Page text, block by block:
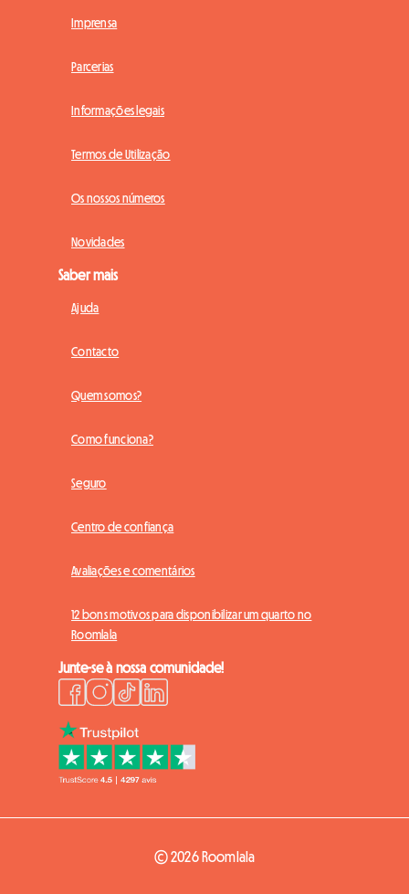
Imprensa
Parcerias
Informações legais
Termos de Utilização
Os nossos números
Novidades
Saber mais
Ajuda
Contacto
Quem somos?
Como funciona?
Seguro
Centro de confiança
Avaliações e comentários
12 bons motivos para disponibilizar um quarto no
Roomlala
Junte-se à nossa comunidade!
© 2026 Roomlala